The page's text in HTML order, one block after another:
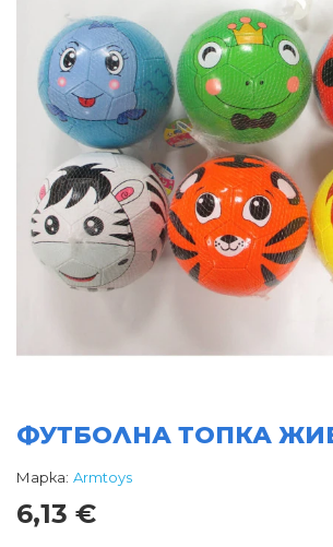
ФУТБОЛНА ТОПКА
Марка: Armtoys
6,13 €